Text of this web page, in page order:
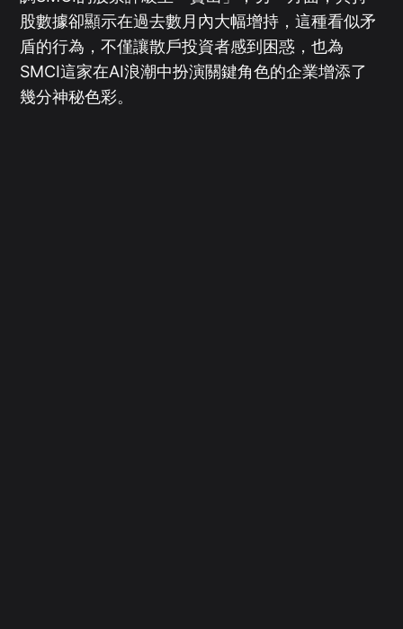
股數據卻顯示在過去數月內大幅增持，這種看似矛
盾的行為，不僅讓散戶投資者感到困惑，也為
SMCI這家在AI浪潮中扮演關鍵角色的企業增添了
幾分神秘色彩。